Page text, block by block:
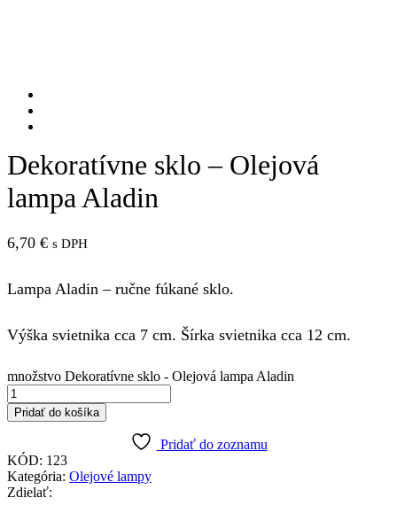
Dekoratívne sklo – Olejová
lampa Aladin
6,70 € s DPH
Lampa Aladin – ručne fúkané sklo.
Výška svietnika cca 7 cm. Šírka svietnika cca 12 cm.
množstvo Dekoratívne sklo - Olejová lampa Aladin
Pridať do košíka
Pridať do zoznamu
KÓD: 123
Kategória: Olejové lampy
Zdielať: